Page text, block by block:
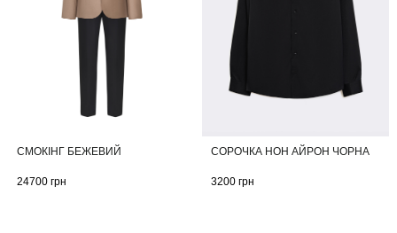
СМОКІНГ БЕЖЕВИЙ
24700 грн
СОРОЧКА НОН АЙРОН ЧОРНА
3200 грн